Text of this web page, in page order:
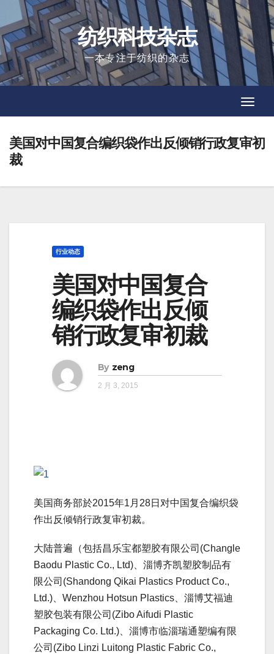
to
content
纺织科技杂志
一本专注于纺织的杂志
美国对中国复合编织袋作出反倾销行政复审初
裁
行业动态
美国对中国复合
编织袋作出反倾
销行政复审初裁
By zeng
2 月 3, 2015
美国商务部於2015年1月28日对中国复合编织袋
作出反倾销行政复审初裁。
大陆普遍（包括昌乐宝都塑胶有限公司(Changle
Baodu Plastic Co., Ltd)、淄博齐凯塑胶制品有
限公司(Shandong Qikai Plastics Product Co.,
Ltd.)、Wenzhou Hotsun Plastics、淄博艾福迪
塑胶包装有限公司(Zibo Aifudi Plastic
Packaging Co. Ltd.)、淄博市临淄瑞通塑编有限
公司(Zibo Linzi Luitong Plastic Fabric Co.,